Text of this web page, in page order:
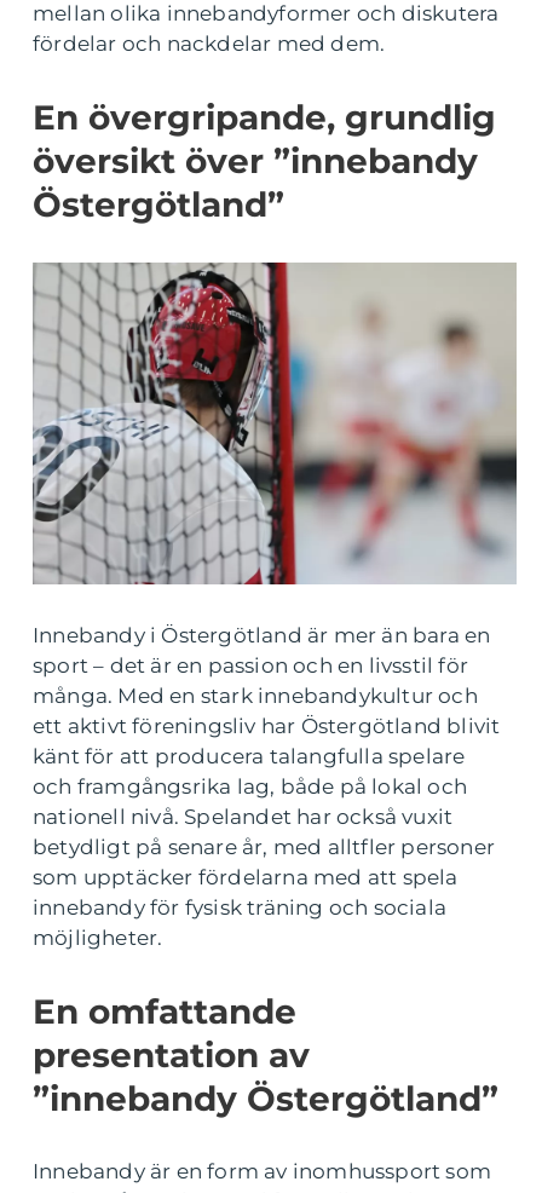
mellan olika innebandyformer och diskutera
fördelar och nackdelar med dem.
En övergripande, grundlig
översikt över ”innebandy
Östergötland”
Innebandy i Östergötland är mer än bara en
sport – det är en passion och en livsstil för
många. Med en stark innebandykultur och
ett aktivt föreningsliv har Östergötland blivit
känt för att producera talangfulla spelare
och framgångsrika lag, både på lokal och
nationell nivå. Spelandet har också vuxit
betydligt på senare år, med alltfler personer
som upptäcker fördelarna med att spela
innebandy för fysisk träning och sociala
möjligheter.
En omfattande
presentation av
”innebandy Östergötland”
Innebandy är en form av inomhussport som